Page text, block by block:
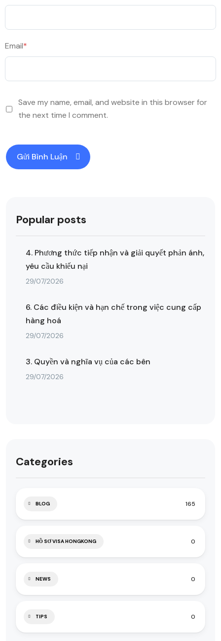
Email*
Save my name, email, and website in this browser for
the next time I comment.
Popular posts
4. Phương thức tiếp nhận và giải quyết phản ánh,
yêu cầu khiếu nại
29/07/2026
6. Các điều kiện và hạn chế trong việc cung cấp
hàng hoá
29/07/2026
3. Quyền và nghĩa vụ của các bên
29/07/2026
Categories
BLOG 165
HỒ SƠ VISA HONGKONG 0
NEWS 0
TIPS 0